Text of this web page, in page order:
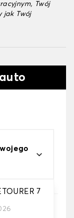
Twój
jak Twój
7